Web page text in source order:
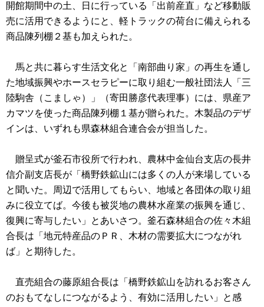
開館期間中の土、日に行っている「出前産直」など移動販
売に活用できるようにと、軽トラックの荷台に備えられる
商品陳列棚２基も加えられた。
馬と共に暮らす生活文化と「南部曲り家」の再生を通し
た地域振興やホースセラピーに取り組む一般社団法人「三
陸駒舎（こましゃ）」（寄田勝彦代表理事）には、県産ア
カマツを使った商品陳列棚１基が贈られた。木製品のデザ
インは、いずれも県森林組合連合会が担当した。
贈呈式が釜石市役所で行われ、農林中金仙台支店の長井
信介副支店長が「橋野鉄鉱山には多くの人が来場している
と聞いた。周辺で活用してもらい、地域と各団体の取り組
みに役立てば。今後も被災地の農林水産業の振興を通じ、
復興に寄与したい」とあいさつ。釜石森林組合の佐々木組
合長は「地元特産品のＰＲ、木材の需要拡大につながれ
ば」と期待した。
直売組合の藤原組合長は「橋野鉄鉱山を訪れるお客さん
のおもてなしにつながるよう、有効に活用したい」と感